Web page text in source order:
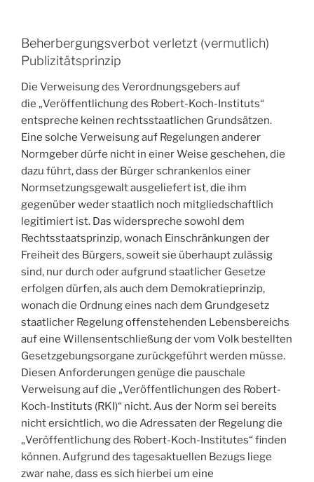
Beherbergungsverbot verletzt (vermutlich)
Publizitätsprinzip
Die Verweisung des Verordnungsgebers auf
die „Veröffentlichung des Robert-Koch-Instituts“
entspreche keinen rechtsstaatlichen Grundsätzen.
Eine solche Verweisung auf Regelungen anderer
Normgeber dürfe nicht in einer Weise geschehen, die
dazu führt, dass der Bürger schrankenlos einer
Normsetzungsgewalt ausgeliefert ist, die ihm
gegenüber weder staatlich noch mitgliedschaftlich
legitimiert ist. Das widerspreche sowohl dem
Rechtsstaatsprinzip, wonach Einschränkungen der
Freiheit des Bürgers, soweit sie überhaupt zulässig
sind, nur durch oder aufgrund staatlicher Gesetze
erfolgen dürfen, als auch dem Demokratieprinzip,
wonach die Ordnung eines nach dem Grundgesetz
staatlicher Regelung offenstehenden Lebensbereichs
auf eine Willensentschließung der vom Volk bestellten
Gesetzgebungsorgane zurückgeführt werden müsse.
Diesen Anforderungen genüge die pauschale
Verweisung auf die „Veröffentlichungen des Robert-
Koch-Instituts (RKI)“ nicht. Aus der Norm sei bereits
nicht ersichtlich, wo die Adressaten der Regelung die
„Veröffentlichung des Robert-Koch-Institutes“ finden
können. Aufgrund des tagesaktuellen Bezugs liege
zwar nahe, dass es sich hierbei um eine